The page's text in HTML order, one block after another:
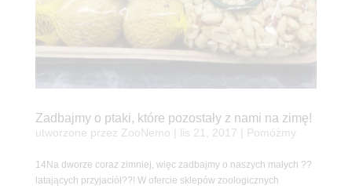
Zadbajmy o ptaki, które pozostały z nami na zimę!
utworzone przez ZooNemo lis 21, 2017 Pomóżmy
14Na dworze coraz zimniej, więc zadbajmy o naszych małych ??
latających przyjaciół??! W ofercie sklepów zoologicznych